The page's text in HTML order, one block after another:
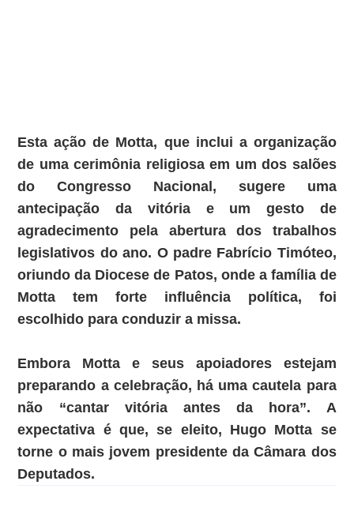
Esta ação de Motta, que inclui a organização
de uma cerimônia religiosa em um dos salões
do Congresso Nacional, sugere uma
antecipação da vitória e um gesto de
agradecimento pela abertura dos trabalhos
legislativos do ano. O padre Fabrício Timóteo,
oriundo da Diocese de Patos, onde a família de
Motta tem forte influência política, foi
escolhido para conduzir a missa.
Embora Motta e seus apoiadores estejam
preparando a celebração, há uma cautela para
não “cantar vitória antes da hora”. A
expectativa é que, se eleito, Hugo Motta se
torne o mais jovem presidente da Câmara dos
Deputados.